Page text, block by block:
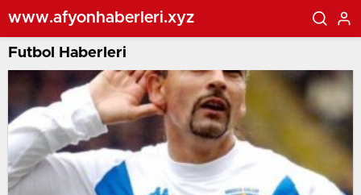
www.afyonhaberleri.xyz
Futbol Haberleri